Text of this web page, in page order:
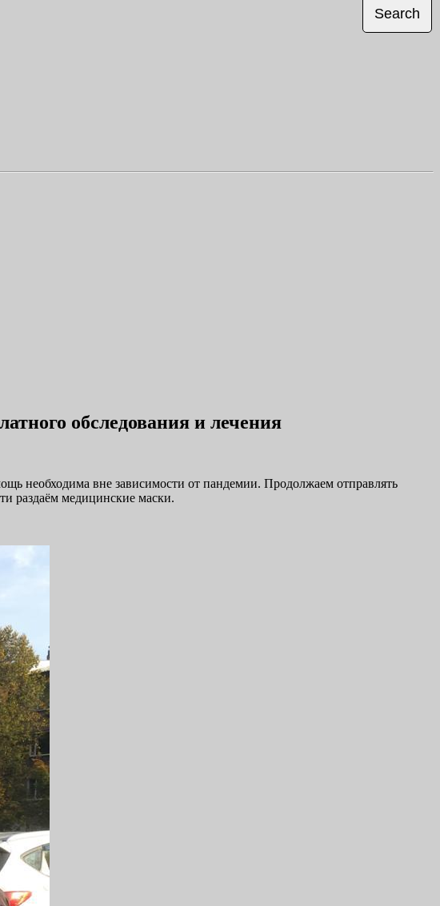
обследования и лечения
необходима вне зависимости от пандемии. Продолжаем отправлять
раздаём медицинские маски.